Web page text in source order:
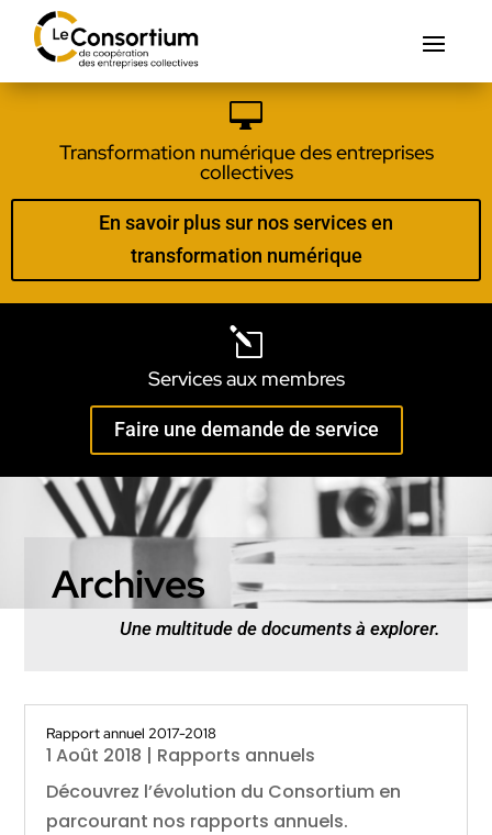

Transformation numérique des entreprises
collectives
En savoir plus sur nos services en
transformation numérique
l
Services aux membres
Faire une demande de service
Archives
Une multitude de documents à explorer.
Rapport annuel 2017-2018
1 Août 2018 | Rapports annuels
Découvrez l’évolution du Consortium en
parcourant nos rapports annuels.